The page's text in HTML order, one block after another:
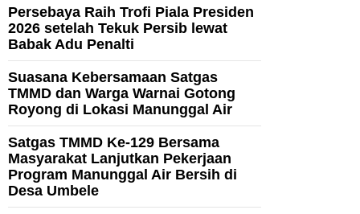
Persebaya Raih Trofi Piala Presiden
2026 setelah Tekuk Persib lewat
Babak Adu Penalti
Suasana Kebersamaan Satgas
TMMD dan Warga Warnai Gotong
Royong di Lokasi Manunggal Air
Satgas TMMD Ke-129 Bersama
Masyarakat Lanjutkan Pekerjaan
Program Manunggal Air Bersih di
Desa Umbele